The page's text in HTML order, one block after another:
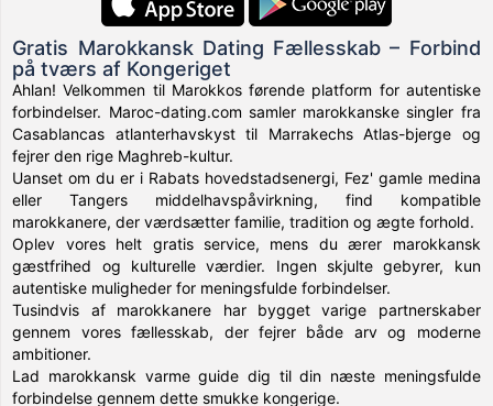
Gratis Marokkansk Dating Fællesskab – Forbind
på tværs af Kongeriget
Ahlan! Velkommen til Marokkos førende platform for autentiske
forbindelser. Maroc-dating.com samler marokkanske singler fra
Casablancas atlanterhavskyst til Marrakechs Atlas-bjerge og
fejrer den rige Maghreb-kultur.
Uanset om du er i Rabats hovedstadsenergi, Fez' gamle medina
eller Tangers middelhavspåvirkning, find kompatible
marokkanere, der værdsætter familie, tradition og ægte forhold.
Oplev vores helt gratis service, mens du ærer marokkansk
gæstfrihed og kulturelle værdier. Ingen skjulte gebyrer, kun
autentiske muligheder for meningsfulde forbindelser.
Tusindvis af marokkanere har bygget varige partnerskaber
gennem vores fællesskab, der fejrer både arv og moderne
ambitioner.
Lad marokkansk varme guide dig til din næste meningsfulde
forbindelse gennem dette smukke kongerige.